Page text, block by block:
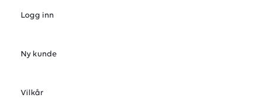
Logg inn
Ny kunde
Vilkår